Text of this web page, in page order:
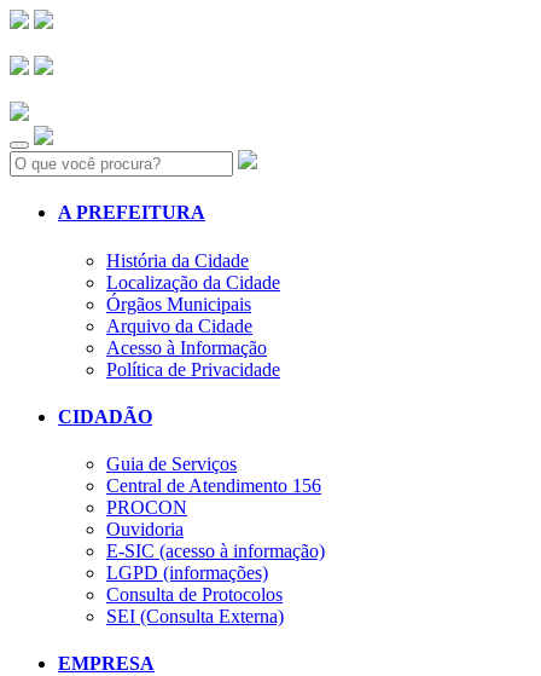
Search:
A PREFEITURA
História da Cidade
Localização da Cidade
Órgãos Municipais
Arquivo da Cidade
Acesso à Informação
Política de Privacidade
CIDADÃO
Guia de Serviços
Central de Atendimento 156
PROCON
Ouvidoria
E-SIC (acesso à informação)
LGPD (informações)
Consulta de Protocolos
SEI (Consulta Externa)
EMPRESA